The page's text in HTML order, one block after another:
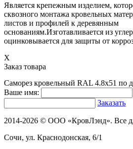
Является крепежным изделием,
сквозного монтажа кровельных
листов и профилей к деревянным
основаниям.Изготавливается из
оцинковывается для защиты от
X
Заказ товара
Саморез кровельный RAL 4.8х51 по
Ваше имя:
Заказать
2014-2026 © ООО «КровЛэнд». Все
Сочи, ул. Краснодонская, 6/1